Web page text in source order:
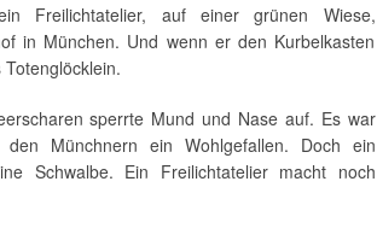
Freilichtatelier, auf einer grünen Wiese,
in München. Und wenn er den Kurbelkasten
sperrte Mund und Nase auf. Es war
Münchnern ein Wohlgefallen. Doch ein
Schwalbe. Ein Freilichtatelier macht noch